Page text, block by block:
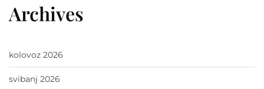
Archives
kolovoz 2026
svibanj 2026